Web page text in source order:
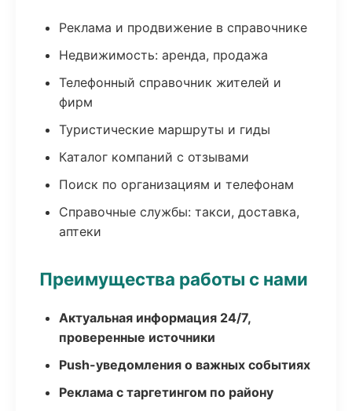
Реклама и продвижение в справочнике
Недвижимость: аренда, продажа
Телефонный справочник жителей и
фирм
Туристические маршруты и гиды
Каталог компаний с отзывами
Поиск по организациям и телефонам
Справочные службы: такси, доставка,
аптеки
Преимущества работы с нами
Актуальная информация 24/7,
проверенные источники
Push-уведомления о важных событиях
Реклама с таргетингом по району